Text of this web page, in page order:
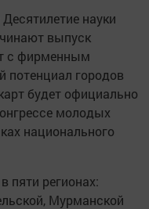
науки
выпуск
с фирменным
городов
будет официально
молодых
национального
пяти регионах:
Мурманской